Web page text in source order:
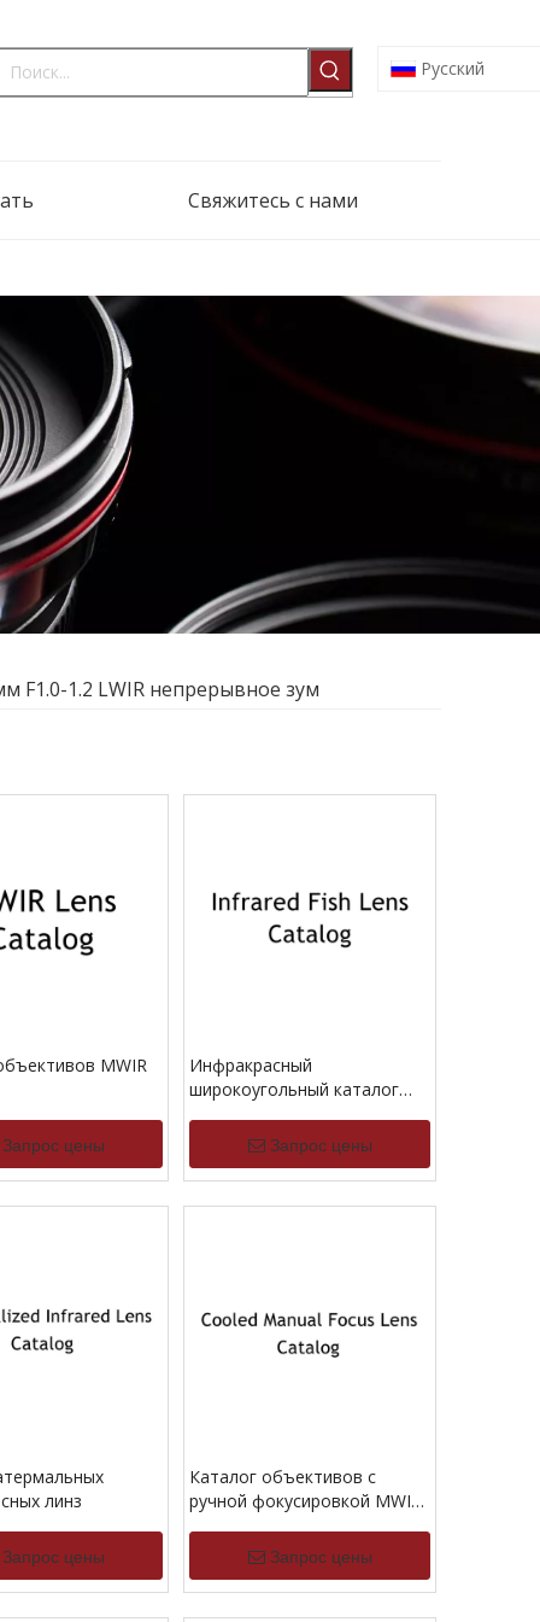
Pусский
Свяжитесь с нами
F1.0-1.2 LWIR непрерывное зум
MWIR
Запрос цены
Инфракрасный
широкоугольный каталог
Запрос цены
линз
Запрос цены
Каталог объективов с
ручной фокусировкой MWIR
Запрос цены